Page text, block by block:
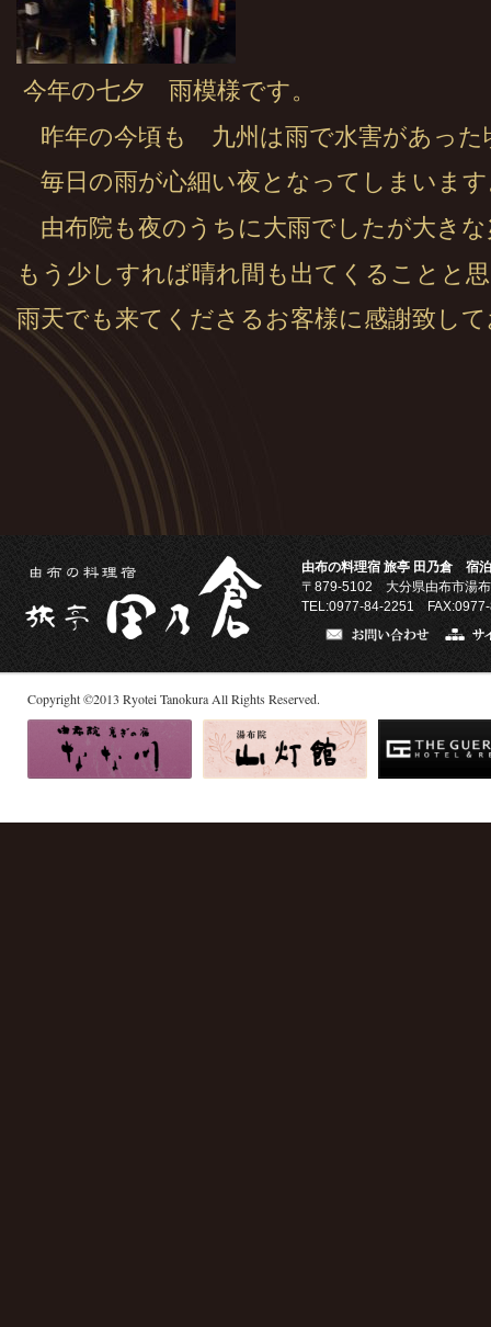
今年の七夕 雨模様です。
昨年の今頃も 九州は雨で水害があっ
毎日の雨が心細い夜となってしまいま
由布院も夜のうちに大雨でしたが大き
もう少しすれば晴れ間も出てくることと
雨天でも来てくださるお客様に感謝致し
由布の料理宿 旅亭 田乃倉 宿
〒879-5102 大分県由布市湯
TEL:0977-84-2251
Copyright©2013 Ryotei Tanokura All Rights Reserved.